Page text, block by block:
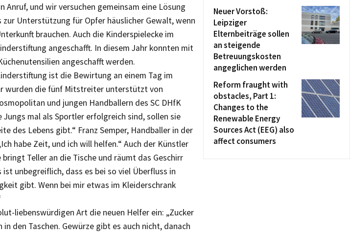
und wir versuchen gemeinsam eine Lösung
zur Unterstützung für Opfer häuslicher Gewalt, wenn
brauchen. Auch die Kinderspielecke im
angeschafft. In diesem Jahr konnten mit
angeschafft werden.
ist die Bewirtung an einem Tag im
wurden die fünf Mitstreiter unterstützt von
und jungen Handballern des SC DHfK
Jungs mal als Sportler erfolgreich sind, sollen sie
des Lebens gibt.“ Franz Semper, Handballer in der
habe Zeit, und ich will helfen.“ Auch der Künstler
Teller an die Tische und räumt das Geschirr
unbegreiflich, dass es bei so viel Überfluss in
gibt. Wenn bei mir etwas im Kleiderschrank
liebenswürdigen Art die neuen Helfer ein: „Zucker
den Taschen. Gewürze gibt es auch nicht, danach
Neuer Vorstoß:
Leipziger
Elternbeiträge sollen
an steigende
Betreuungskosten
angeglichen werden
Reform fraught with
obstacles, Part 1:
Changes to the
Renewable Energy
Sources Act (EEG) also
affect consumers